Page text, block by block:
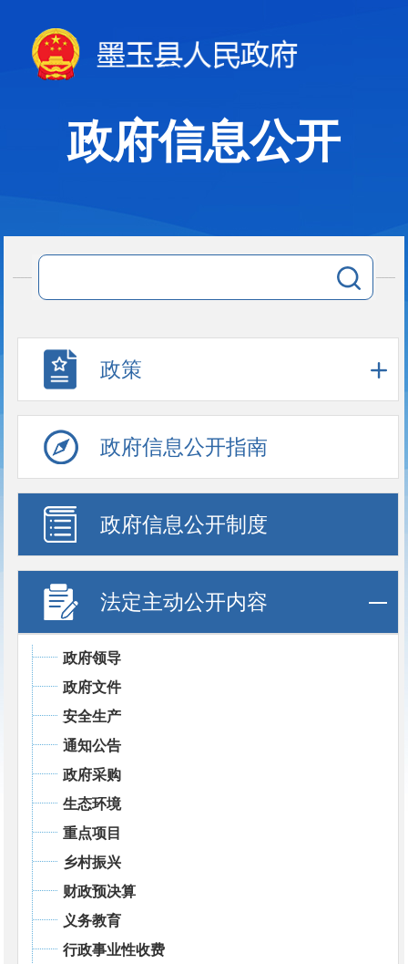
政府信息公开
政策
政府信息公开指南
政府信息公开制度
法定主动公开内容
政府领导
政府文件
安全生产
通知公告
政府采购
生态环境
重点项目
乡村振兴
财政预决算
义务教育
行政事业性收费